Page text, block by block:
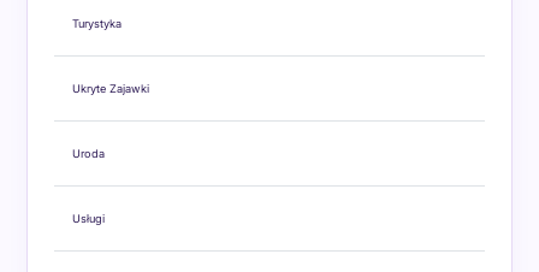
Turystyka
Ukryte Zajawki
Uroda
Usługi